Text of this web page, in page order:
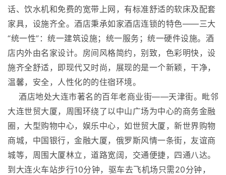
话、饮水机和免费的宽带上网，有标准舒适的软床及配套
家具，设施齐全。酒店秉承如家酒店连锁的特色——三大
“统一性”：统一建筑设施；统一服务；统一硬件设施。酒
店内外由名家设计。房间风格简约，别致，色彩明快，设
施齐全舒适，即现代又时尚，展现的是一个新颖，干净，
温馨，安全，人性化的的住宿环境。
酒店地处大连市著名的百年老商业街——天津街。毗邻
大连世贸大厦，周围环绕了以中山广场为中心的商务金融
圈，大型购物中心，娱乐中心，如世贸大厦，新世界购物
商城，中国银行，金融大厦，俄罗斯风情一条街，友谊商
城等，周围大厦林立，道路宽阔，交通便捷，四通八达。
到大连火车站步行10分钟，驱车去飞机场只需20分钟，